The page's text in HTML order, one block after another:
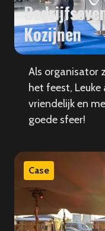
Kozijnen
Als organisator
het feest,
vriendelijk en
goede sfeer!
Case